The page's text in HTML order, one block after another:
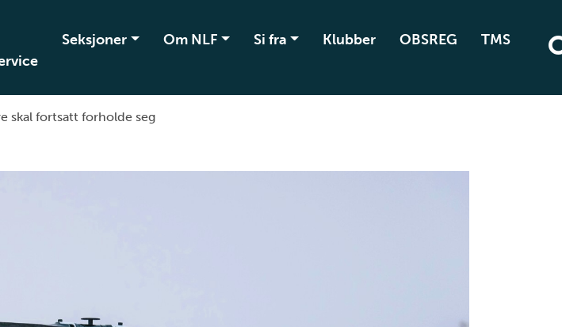
Seksjoner Om NLF Si fra Klubber OBSREG TMS
skal fortsatt forholde seg